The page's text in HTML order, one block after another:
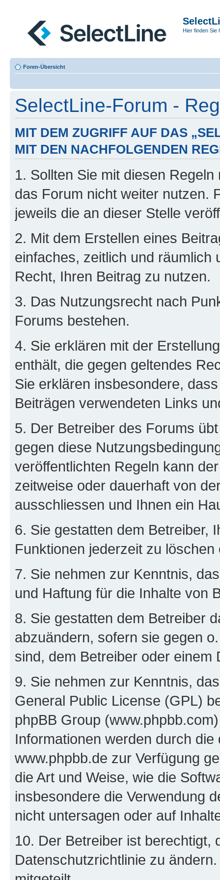
Hier finden Sie
Foren-Übersicht
SelectLine-Forum -
MIT DEM ZUGRIFF AUF DAS
MIT DEN NACHFOLGENDEN
1. Sollten Sie mit diesen
das Forum nicht weiter nutzen.
jeweils die an dieser Stelle
2. Mit dem Erstellen eines
einfaches, zeitlich und räumlich
Recht, Ihren Beitrag zu nutzen.
3. Das Nutzungsrecht nach
Forums bestehen.
4. Sie erklären mit der
enthält, die gegen geltendes
Sie erklären insbesondere,
Beiträgen verwendeten Links
5. Der Betreiber des Forums
gegen diese
veröffentlichten Regeln kann
zeitweise oder dauerhaft von
ausschliessen und Ihnen ein
6. Sie gestatten dem Betreiber,
Funktionen jederzeit zu
7. Sie nehmen zur Kenntnis,
und Haftung für die Inhalte von
8. Sie gestatten dem Betreiber
abzuändern, sofern sie gegen
sind, dem Betreiber oder einem
9. Sie nehmen zur Kenntnis,
General Public License (GPL)
phpBB Group
Informationen werden durch
www.phpbb.de zur Verfügung
die Art und Weise, wie die
insbesondere die Verwendung
nicht untersagen oder auf
10. Der Betreiber ist berechtigt,
Datenschutzrichtlinie zu